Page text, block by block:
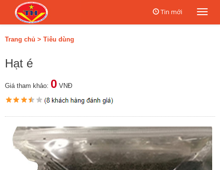
Tin mới
Trang chủ > Tiêu dùng
Hạt é
Giá tham khảo: 0 VNĐ